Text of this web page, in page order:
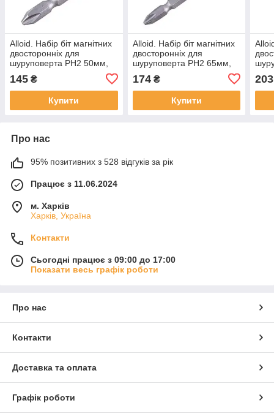
Alloid. Набір біт магнітних
двосторонніх для
шуруповерта PH2 50мм,
145 ₴
Купити
Alloid. Набір біт магнітних
двосторонніх для
шуруповерта PH2 65мм,
174₴
Купити
203
Про нас
95% позитивних з 528 відгуків за рік
Працює з 11.06.2024
м. Харків
Харків, Україна
Контакти
Сьогодні працює з 09:00 до 17:00
Показати весь графік роботи
Про нас
Контакти
Доставка та оплата
Графік роботи